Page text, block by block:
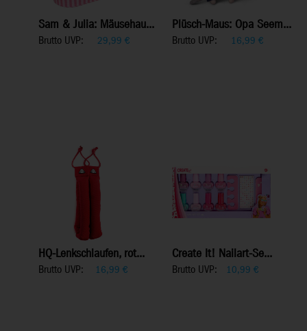
Sam & Julia: Mäusehau...
Brutto UVP: 29,99 €
Plüsch-Maus: Opa Seem...
Brutto UVP: 16,99 €
HQ-Lenkschlaufen, rot...
Brutto UVP: 16,99 €
Create It! Nailart-Se...
Brutto UVP: 10,99 €